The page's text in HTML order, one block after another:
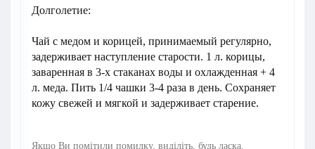
Долголетие:
Чай с медом и корицей, принимаемый регулярно,
задерживает наступление старости. 1 л. корицы,
заваренная в 3-х стаканах воды и охлажденная + 4
л. меда. Пить 1/4 чашки 3-4 раза в день. Сохраняет
кожу свежей и мягкой и задерживает старение.
Якщо Ви помітили помилку, виділіть, будь ласка,